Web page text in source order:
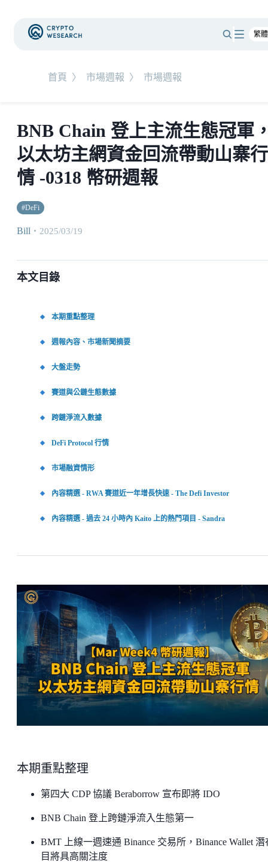
首頁 〉 市場週報 〉 市場週報
BNB Chain 登上主流生態冠軍
以太坊主網資金回流帶動山寨行
情 -0318 幣研週報
#DeFi
Bill ・ 2025/03/19
本文目錄
本期重點整理
週報內容、市場新聞摘要
大盤走勢
賽道與公鏈生態數據
跨鏈淨流入數據
DeFi Protocol 行情
市場融資情形
內容精選 - RWA 賽道近一年增長快速 - The Defi Investor
內容精選 - 過去 24 小時內 Kaito 上的熱門項目 - Sandra
本期重點整理
第四大 CDP 協議 Beraborrow 宣布即將 IDO
BNB Chain 登上跨鏈淨流入生態第一
BMT 上線一週速通 Binance 交易所，Binance Wallet 潛
目將具高關注度